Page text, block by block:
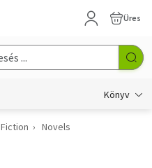
Üres
Könyv
Fiction
Novels